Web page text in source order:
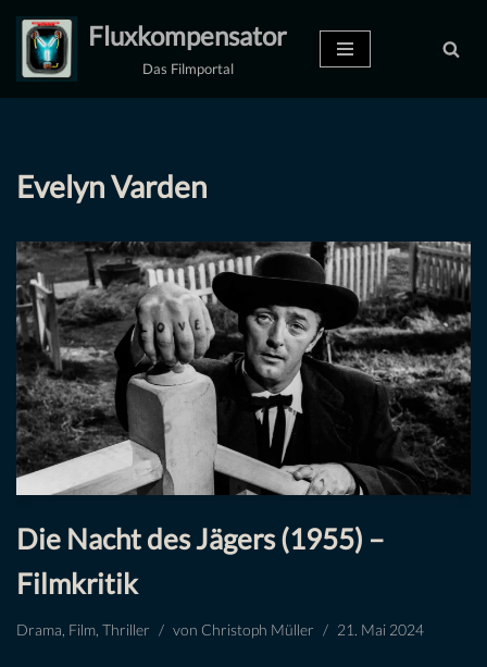
Zum
Inhalt
Fluxkompensator
Das Filmportal
Evelyn Varden
Die Nacht des Jägers (1955) –
Filmkritik
Drama Film Thriller von Christoph Müller 21. Mai 2024